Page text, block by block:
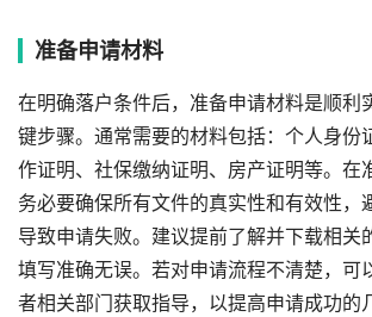
准备申请材料
在明确落户条件后，准备申请材料是顺利
键步骤。通常需要的材料包括：个人身份
作证明、社保缴纳证明、房产证明等。在
务必要确保所有文件的真实性和有效性，
导致申请失败。建议提前了解并下载相关
填写准确无误。若对申请流程不清楚，可
者相关部门获取指导，以提高申请成功的